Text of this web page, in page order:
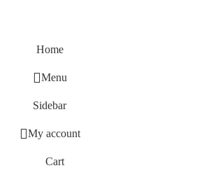
Home
Menu
Sidebar
My account
Cart